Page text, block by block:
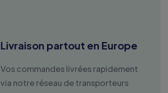
Livraison partout en Europe
Vos commandes livrées rapidement
via notre réseau de transporteurs